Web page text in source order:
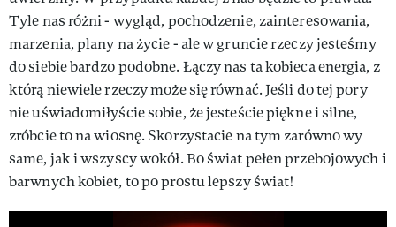
Tyle nas różni - wygląd, pochodzenie, zainteresowania,
marzenia, plany na życie - ale w gruncie rzeczy jesteśmy
do siebie bardzo podobne. Łączy nas ta kobieca energia, z
którą niewiele rzeczy może się równać. Jeśli do tej pory
nie uświadomiłyście sobie, że jesteście piękne i silne,
zróbcie to na wiosnę. Skorzystacie na tym zarówno wy
same, jak i wszyscy wokół. Bo świat pełen przebojowych i
barwnych kobiet, to po prostu lepszy świat!